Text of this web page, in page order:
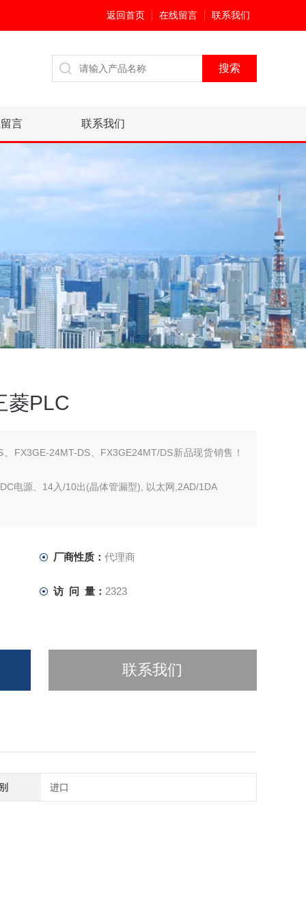
返回首页 在线留言 联系我们
言 联系我们
菱PLC
FX3GE-24MT-DS、FX3GE24MT/DS新品现货销售！
电源、14入/10出(晶体管漏型), 以太网,2AD/1DA
厂商性质： 代理商
访 问 量： 2323
联系我们
进口